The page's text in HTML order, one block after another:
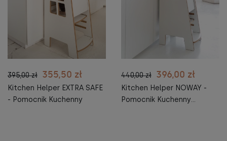
395,00 zł 355,50 zł
Kitchen Helper EXTRA SAFE
- Pomocnik Kuchenny
440,00 zł 396,00 zł
Kitchen Helper NOWAY -
Pomocnik Kuchenny